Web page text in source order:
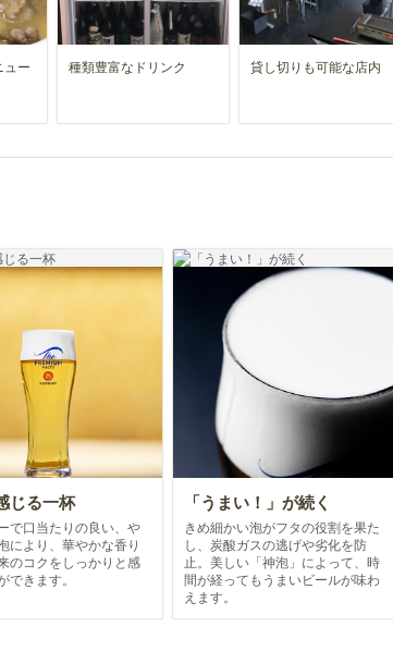
ュー 種類豊富なドリンク 貸し切りも可能な店内
じる一杯
で口当たりの良い、や
により、華やかな香り
のコクをしっかりと感
できます。
「うまい！」が続く
きめ細かい泡がフタの役割を果た
し、炭酸ガスの逃げや劣化を防
止。美しい「神泡」によって、時
間が経ってもうまいビールが味わ
えます。